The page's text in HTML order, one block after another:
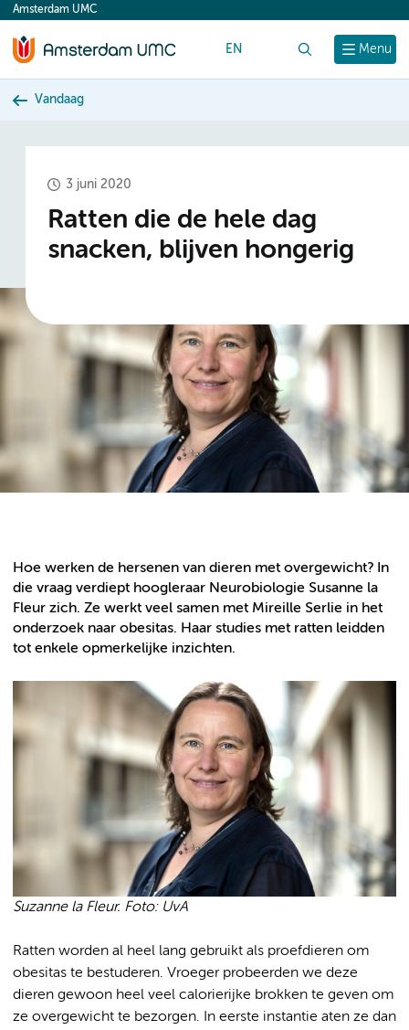
content
Menu
Amsterdam UMC
EN
Vandaag
3 juni 2020
Ratten die de hele dag
snacken, blijven hongerig
Hoe werken de hersenen van dieren met overgewicht? In
die vraag verdiept hoogleraar Neurobiologie Susanne la
Fleur zich. Ze werkt veel samen met Mireille Serlie in het
onderzoek naar obesitas. Haar studies met ratten leidden
tot enkele opmerkelijke inzichten.
Suzanne la Fleur. Foto: UvA
Ratten worden al heel lang gebruikt als proefdieren om
obesitas te bestuderen. Vroeger probeerden we deze
dieren gewoon heel veel calorierijke brokken te geven om
ze overgewicht te bezorgen. In eerste instantie aten ze dan